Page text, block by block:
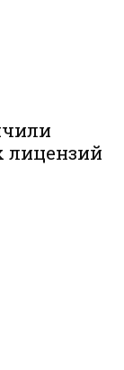
лицензий